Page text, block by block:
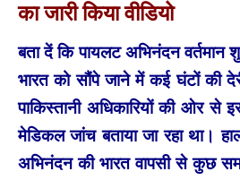
का जारी किया वीडियो
बता दें कि पायलट अभिनंदन वर्तमान
भारत को सौंपे जाने में कई घंटों की
पाकिस्तानी अधिकारियों की ओर से
मेडिकल जांच बताया जा रहा था।
अभिनंदन की भारत वापसी से कुछ